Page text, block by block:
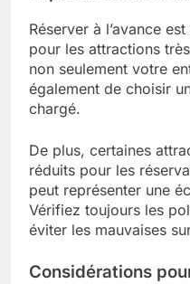
Réserver à l’avance
pour les attractions
non seulement votre
également de choisir
chargé.
De plus, certaines
réduits pour les
peut représenter une
Vérifiez toujours les
éviter les mauvaises
Considérations